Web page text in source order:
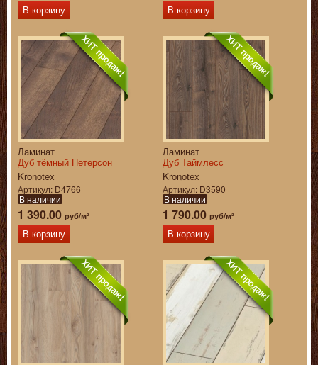
В корзину
В корзину
Ламинат
Дуб тёмный Петерсон
Kronotex
Артикул D4766
В наличии
1 390.00 руб/м²
В корзину
Ламинат
Дуб Таймлесс
Kronotex
Артикул D3590
В наличии
1 790.00 руб/м²
В корзину